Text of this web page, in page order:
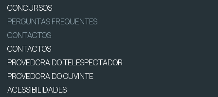
CONCURSOS
PERGUNTAS FREQUENTES
CONTACTOS
CONTACTOS
PROVEDORA DO TELESPECTADOR
PROVEDORA DO OUVINTE
ACESSIBILIDADES